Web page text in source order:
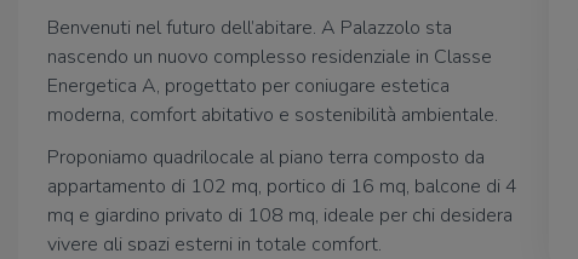
Benvenuti nel futuro dell’abitare. A Palazzolo sta
nascendo un nuovo complesso residenziale in Classe
Energetica A, progettato per coniugare estetica
moderna, comfort abitativo e sostenibilità ambientale.
Proponiamo quadrilocale al piano terra composto da
appartamento di 102 mq, portico di 16 mq, balcone di 4
mq e giardino privato di 108 mq, ideale per chi desidera
vivere gli spazi esterni in totale comfort.